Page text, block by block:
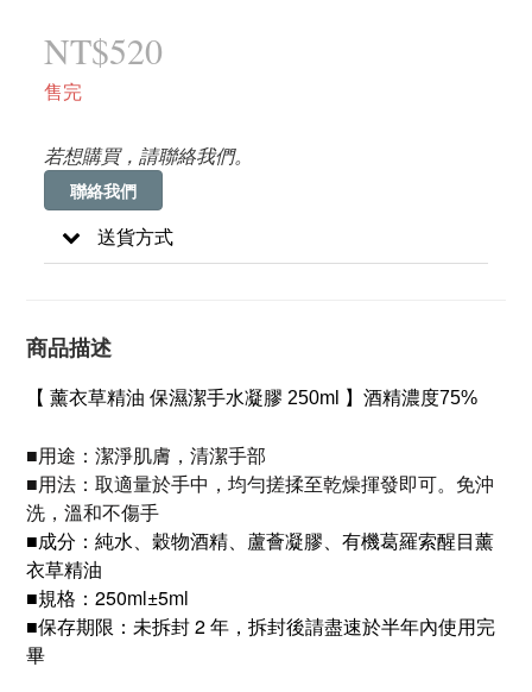
NT$520
售完
若想購買，請聯絡我們。
聯絡我們
送貨方式
商品描述
【 薰衣草精油 保濕潔手水凝膠 250ml 】 酒精濃度75%
■用途：潔淨肌膚，清潔手部
■用法：取適量於手中，均勻搓揉至乾燥揮發即可。免沖
洗，溫和不傷手
■成分： 純水、穀物酒精、蘆薈凝膠、有機葛羅索醒目薰
衣草精油
■規格：250ml±5ml
■保存期限：未拆封 2 年，拆封後請盡速於半年內使用完
畢